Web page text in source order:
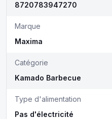
8720783947270
Marque
Maxima
Catégorie
Kamado Barbecue
Type d'alimentation
Pas d'électricité